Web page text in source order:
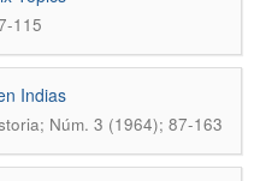
115
Indias
Núm. 3 (1964); 87-163